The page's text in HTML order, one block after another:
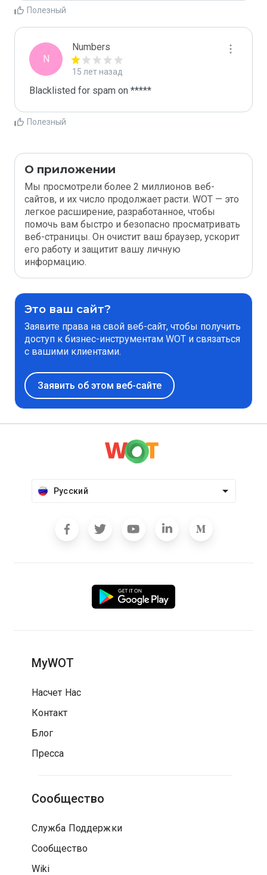
Полезный
N
Numbers
15 лет назад
Blacklisted for spam on *****
Полезный
О приложении
Мы просмотрели более 2 миллионов веб-
сайтов, и их число продолжает расти. WOT — это
легкое расширение, разработанное, чтобы
помочь вам быстро и безопасно просматривать
веб-страницы. Он очистит ваш браузер, ускорит
его работу и защитит вашу личную
информацию.
Это ваш сайт?
Заявите права на свой веб-сайт, чтобы получить
доступ к бизнес-инструментам WOT и связаться
с вашими клиентами.
Заявить об этом веб-сайте
Русский
MyWOT
Насчет Нас
Контакт
Блог
Пресса
Сообщество
Служба Поддержки
Сообщество
Wiki